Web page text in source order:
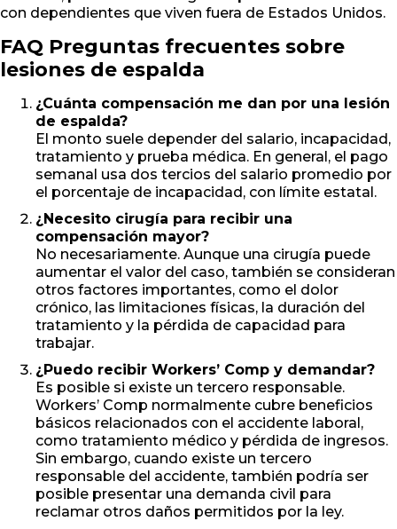
con dependientes que viven fuera de Estados Unidos.
FAQ Preguntas frecuentes sobre
lesiones de espalda
¿Cuánta compensación me dan por una lesión
de espalda?
El monto suele depender del salario, incapacidad,
tratamiento y prueba médica. En general, el pago
semanal usa dos tercios del salario promedio por
el porcentaje de incapacidad, con límite estatal.
¿Necesito cirugía para recibir una
compensación mayor?
No necesariamente. Aunque una cirugía puede
aumentar el valor del caso, también se consideran
otros factores importantes, como el dolor
crónico, las limitaciones físicas, la duración del
tratamiento y la pérdida de capacidad para
trabajar.
¿Puedo recibir Workers’ Comp y demandar?
Es posible si existe un tercero responsable.
Workers’ Comp normalmente cubre beneficios
básicos relacionados con el accidente laboral,
como tratamiento médico y pérdida de ingresos.
Sin embargo, cuando existe un tercero
responsable del accidente, también podría ser
posible presentar una demanda civil para
reclamar otros daños permitidos por la ley.